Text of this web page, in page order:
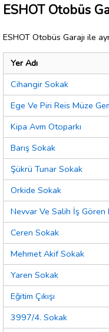
ESHOT Otobüs
ESHOT Otobüs Garajı ile
Yer Adı
Cihangir Sokak
Ege Ve Piri Reis Müze
Kipa Avm Otoparkı
Barış Sokak
Şükrü Tunar Sokak
Orkide Sokak
Nevvar Ve Salih İş Gören
Ceren Sokak
Mehmet Akif Sokak
Yaren Sokak
Eğitim Çıkışı
3997/4. Sokak